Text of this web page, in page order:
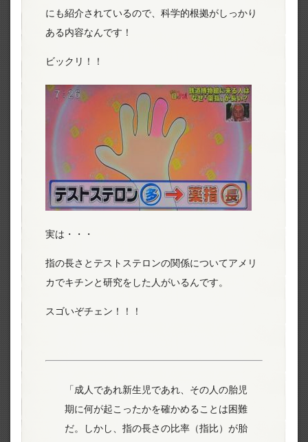
にも紹介されているので、科学的根拠がしっかり
ある内容なんです！
ビックリ！！
実は・・・
指の長さとテストステロンの関係についてアメリ
カでキチンと研究をした人がいるんです。
スゴいぞチェン！！！
「成人であれ新生児であれ、その人の胎児
期に何が起こったかを確かめることは困難
だ。しかし、指の長さの比率（指比）が胎